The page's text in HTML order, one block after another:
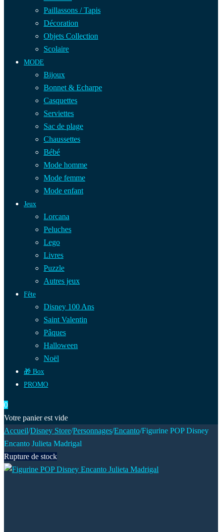
Paillassons / Tapis
Décoration
Objets Collection
Scolaire
MODE
Bijoux
Bonnet & Echarpe
Casquettes
Serviettes
Sac de plage
Chaussettes
Bébé
Mode homme
Mode femme
Mode enfant
Jeux
Lorcana
Peluches
Lego
Livres
Puzzle
Autres jeux
Fête
Disney 100 Ans
Saint Valentin
Pâques
Halloween
Noël
🎁 Box
PROMO
0
Votre panier est vide
Accueil/Disney Store/Personnages/Encanto/Figurine POP Disney
Encanto Julieta Madrigal
Rupture de stock